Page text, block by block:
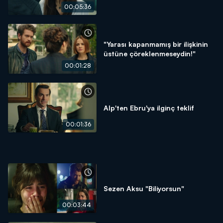
00:05:36
00:01:28
"Yarası kapanmamış bir ilişkinin
üstüne çöreklenmeseydin!"
00:01:36
Alp'ten Ebru'ya ilginç teklif
00:03:44
Sezen Aksu "Biliyorsun"